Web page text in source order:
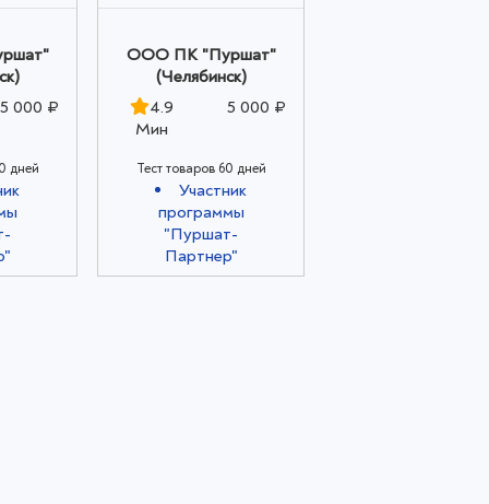
5 000 ₽
дней
ООО ПК "Пуршат"
(Челябинск)
4.9
Мин
5 000 ₽
Тест товаров 60 дней
Участник
программы
"Пуршат-
Партнер"